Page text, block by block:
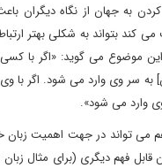
کردن به جهان از نگاه دیگران
کند بتواند به شکلی بهتر ارتباط
موضوع می گوید: «اگر با
سر وی وارد می شود. اگر با
وارد می شود».
هم می تواند در جهت اهمیت
فهم دیگری (برای مثال